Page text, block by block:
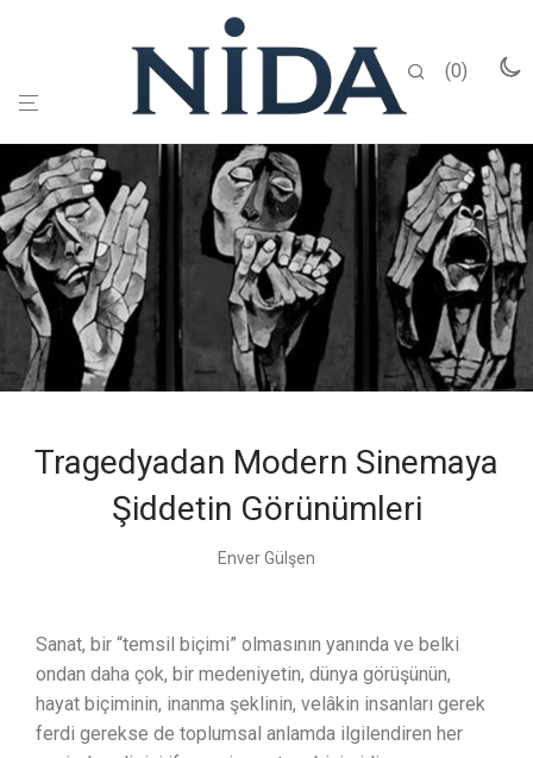
0
Tragedyadan Modern Sinemaya
Şiddetin Görünümleri
Enver Gülşen
Sanat, bir “temsil biçimi” olmasının yanında ve belki
ondan daha çok, bir medeniyetin, dünya görüşünün,
hayat biçiminin, inanma şeklinin, velâkin insanları gerek
ferdi gerekse de toplumsal anlamda ilgilendiren her